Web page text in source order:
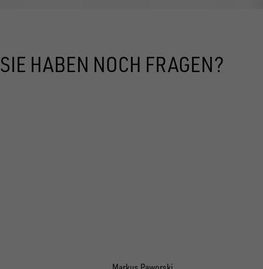
SIE HABEN NOCH FRAGEN?